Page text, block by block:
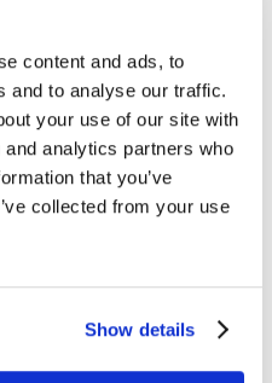
content and ads, to
and to analyse our traffic.
your use of our site with
analytics partners who
that you’ve
collected from your use
Show details
inglese
mondo del lavoro
lingua inglese
anni, dichiaro di acconsentire
in conformità